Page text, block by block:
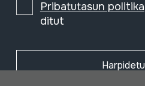
Pribatutasun politika
ditut
Harpidetu